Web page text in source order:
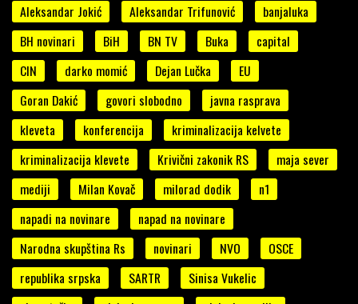
Aleksandar Jokić Aleksandar Trifunović
banjaluka
BH novinari
BiH BN TV Buka
capital
CIN
darko momić Dejan Lučka
EU
Goran Dakić
govori slobodno
javna rasprava
kleveta
konferencija
kriminalizacija kelvete
kriminalizacija klevete
Krivični zakonik RS
maja sever
mediji
Milan Kovač milorad dodik
n1
napadi na novinare
napad na novinare
Narodna skupština Rs
novinari NVO
OSCE
republika srpska
SARTR
Sinisa Vukelic